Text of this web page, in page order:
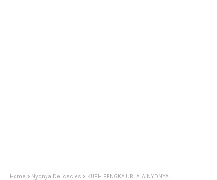
Home Nyonya Delicacies KUEH BENGKA UBI ALA NYONYA....